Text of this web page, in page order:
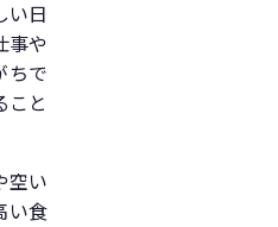
い日
事や
ちで
こと
空い
い食